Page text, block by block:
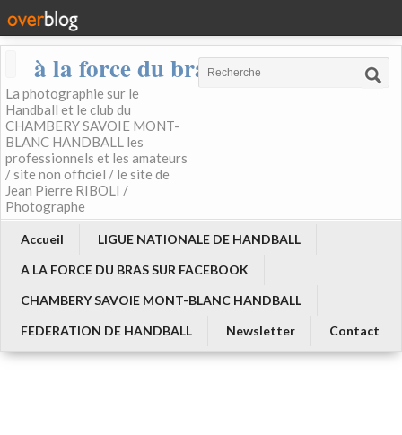
à la force du bras
La photographie sur le
Handball et le club du
CHAMBERY SAVOIE MONT-
BLANC HANDBALL les
professionnels et les amateurs
/ site non officiel / le site de
Jean Pierre RIBOLI /
Photographe
Accueil
LIGUE NATIONALE DE HANDBALL
A LA FORCE DU BRAS SUR FACEBOOK
CHAMBERY SAVOIE MONT-BLANC HANDBALL
FEDERATION DE HANDBALL
Newsletter Contact